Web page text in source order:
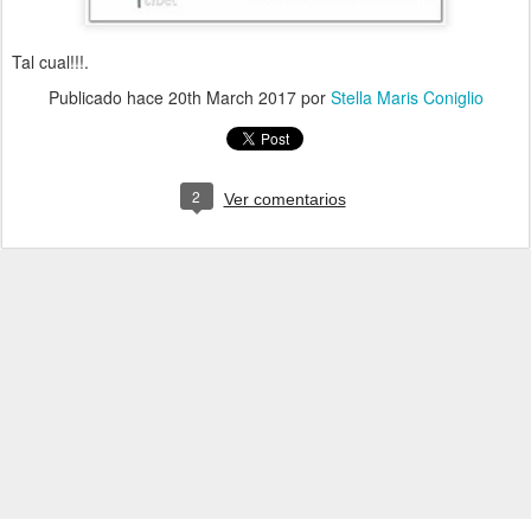
Tal cual!!!.
Publicado hace 20th March 2017por Stella Maris Coniglio
2 Ver comentarios